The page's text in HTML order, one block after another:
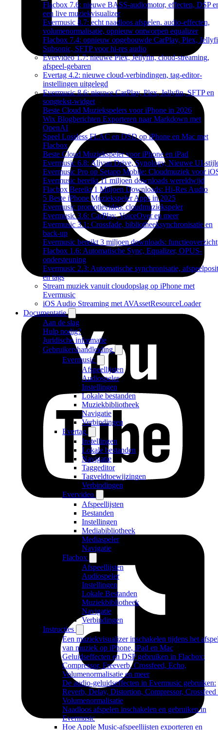
Flacbox 7.6: nieuwe BASS-audiomotor, effecten, DSP
een live muziekvisualizer
Evermusic 8.7: echt naadloos afspelen, audio-effecten,
volumenormalisatie, opnieuw ontworpen equalizer
Flacbox 7.4: opnieuw opgebouwde CarPlay, Plex,
Subsonic, SFTP voor hi-res audio
Evervideo 1.7: nieuwe Plex, Jellyfin, cloud-streaming,
afspeel-gebaren
Evertag 4.2: nieuwe cloud-verbindingen, tag-editor-
instellingen uitgelegd
Evermusic 8.6: nieuwe CarPlay, Plex, Jellyfin, SFTP en
songtekst-widget
Beste Cloud Muziekspelers voor iPhone in 2026
Wix Blogberichten Exporteren naar Markdown met
OpenAI
Speel Lossless FLAC en DSD op iPhone en Mac met
Flacbox
Beste Cloud Muziekspeler voor iPhone en iPad
Evermusic 6.8: Aliyun Drive, Synology, Nieuwe UI-
Evermusic Pro op Setapp Mobile: Cloudmuziek voor
Evermusic bereikt 11 miljoen downloads wereldwijd
Flacbox Bereikt 1 Miljoen Downloads: Hi-Res Audio
5 Beste iPhone Muziekspeler Apps in 2025
Evermusic promotievideo: cloudmuziekspeler
Evermusic 3.6: CarPlay, VoiceOver en meer
Evermusic 3.1: Crossfade, bibliotheeksynchronisatie en
back-up
Evermusic bereikt 3 miljoen downloads: functieoverzicht
Flacbox 1.6: Automatische Sync, Equalizer, OPUS-
ondersteuning
Evermusic 2.3: Automatische synchronisatie,
en tags
Stream muziek vanuit cloudopslag op iPhone met
Evermusic
iOS Audio Streaming met AVAssetResourceLoader
Documentatie
Aan de slag
Hulp nodig?
Juridische informatie
Gebruikershandleiding
Evermusic
Afspeellijsten
Audiospeler
Instellingen
Lokale bestanden
Muziekbibliotheek
Navigatie
Verbindingen
Evertag
Instellingen
Lokale bestanden
Navigatie
Taggeditor
Tagveldtoewijzingen
Verbindingen
Evervideo
Afspeellijsten
Bestanden
Instellingen
Mediabibliotheek
Mediaspeler
Navigatie
Flacbox
Afspeellijsten
Audiospeler
Instellingen
Lokale Bestanden
Muziekbibliotheek
Navigatie
Verbindingen
Instructies
Een muziekvisualizer inschakelen tijdens het
van muziek op iPhone, iPad en Mac
Geluidseffecten en DSP gebruiken in Flacbox:
Compressor, Freeverb, Crossfeed, Echo,
Volumenormalisatie en meer
De audio-geluidseffecten in Evermusic gebruiken:
Reverb, Delay, Distortion, Compressor, Crossfeed
Volumenormalisatie
Naadloos afspelen inschakelen en gebruiken in
Evermusic
Hoe Apple Music-afspeellijsten exporteren en